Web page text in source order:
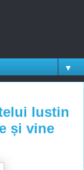
▼
Iustin
și vine